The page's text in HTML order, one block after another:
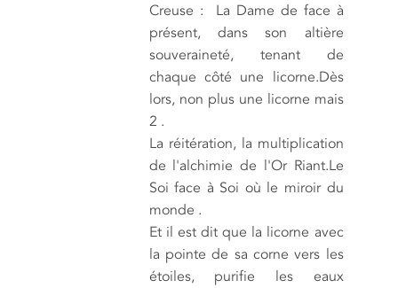
Creuse : La Dame de face à
présent, dans son altière
souveraineté, tenant de
chaque côté une licorne.Dès
lors, non plus une licorne mais
2 .
La réitération, la multiplication
de l'alchimie de l'Or Riant.Le
Soi face à Soi où le miroir du
monde .
Et il est dit que la licorne avec
la pointe de sa corne vers les
étoiles, purifie les eaux